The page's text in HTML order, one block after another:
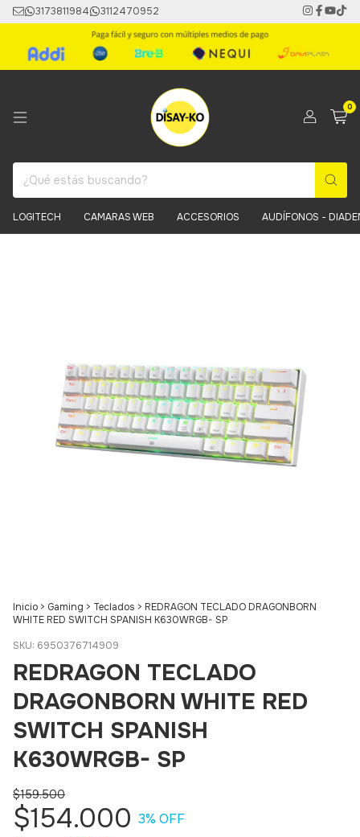
3173811984 3112470952
0
LOGITECH CAMARAS WEB ACCESORIOS AUDÍFONOS -
Inicio > Gaming > Teclados > REDRAGON TECLADO DRAGONBORN
WHITE RED SWITCH SPANISH K630WRGB- SP
SKU: 6950376714909
REDRAGON TECLADO
DRAGONBORN WHITE RED
SWITCH SPANISH
K630WRGB- SP
$159.500
$154.000 3% OFF